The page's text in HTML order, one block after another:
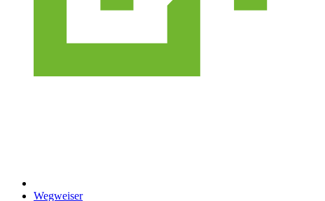
Wegweiser